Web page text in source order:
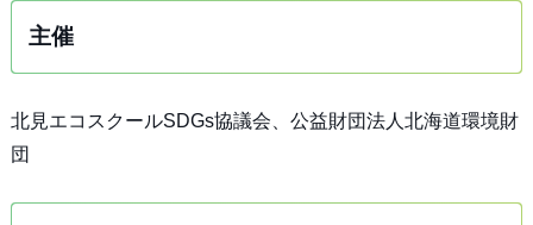
主催
北見エコスクールSDGs協議会、公益財団法人北海道環境財
団